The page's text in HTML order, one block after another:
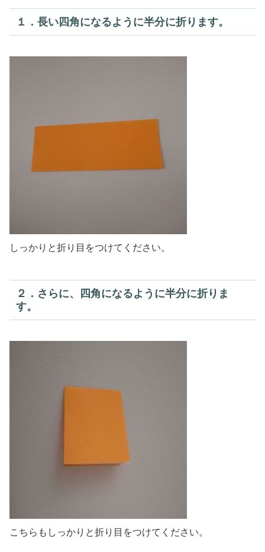
１．長い四角になるように半分に折ります。
しっかりと折り目をつけてください。
２．さらに、四角になるように半分に折りま
す。
こちらもしっかりと折り目をつけてください。